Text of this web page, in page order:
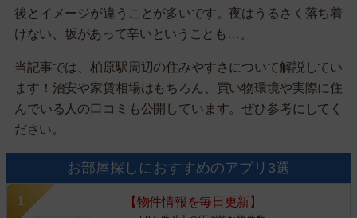
後とイメージが違うことが多いです。夜はうるさく落ち着
けない、坂があって辛いということも…。
当記事では、柏原駅周辺の住みやすさについて解説してい
ます！治安や家賃相場はもちろん、買い物環境や実際に住
んでいる人の口コミも公開しています。ぜひ参考にしてく
ださい。
お部屋探しにおすすめのアプリ3選
【物件情報を毎日更新】